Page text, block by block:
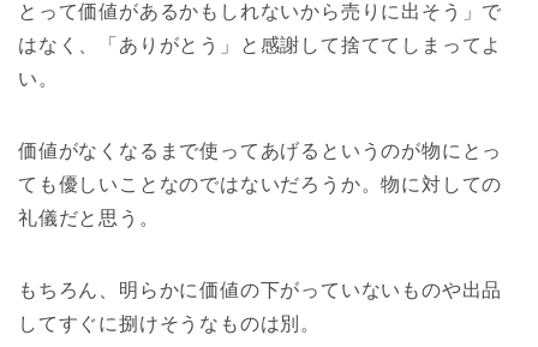
とって価値があるかもしれないから売りに出そう」で
はなく、「ありがとう」と感謝して捨ててしまってよ
い。
価値がなくなるまで使ってあげるというのが物にとっ
ても優しいことなのではないだろうか。物に対しての
礼儀だと思う。
もちろん、明らかに価値の下がっていないものや出品
してすぐに捌けそうなものは別。